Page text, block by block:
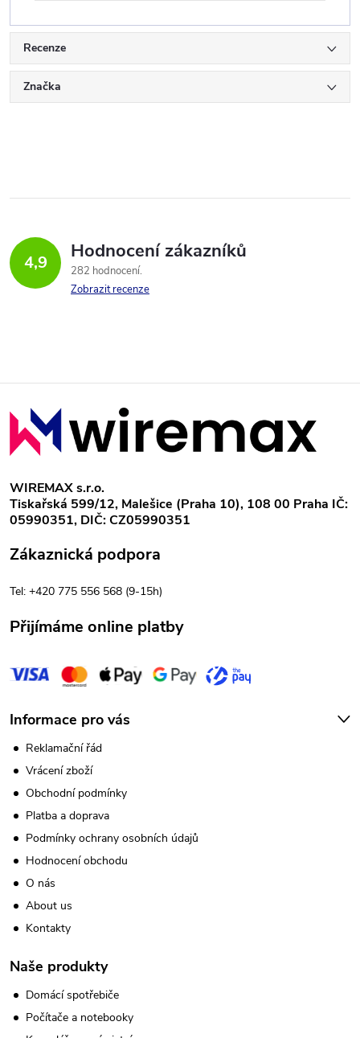
Recenze
Značka
4,9 Hodnocení zákazníků
282 hodnocení
Zobrazit recenze
Z
á
p
a
WIREMAX s.r.o.
Tiskařská 599/12, Malešice (Praha 10), 108 00 Praha IČ:
05990351, DIČ: CZ05990351
Zákaznická podpora
Tel: +420 775 556 568 (9-15h)
Přijímáme online platby
Informace pro vás
Reklamační řád
Vrácení zboží
Obchodní podmínky
Platba a doprava
Podmínky ochrany osobních údajů
Hodnocení obchodu
O nás
About us
Kontakty
Naše produkty
Domácí spotřebiče
Počítače a notebooky